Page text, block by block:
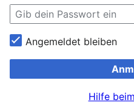
Angemeldet bleiben
Hilfe